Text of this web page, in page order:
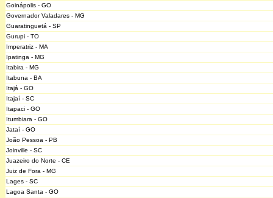
Goinápolis - GO
Governador Valadares - MG
Guaratinguetá - SP
Gurupi - TO
Imperatriz - MA
Ipatinga - MG
Itabira - MG
Itabuna - BA
Itajá - GO
Itajaí - SC
Itapaci - GO
Itumbiara - GO
Jataí - GO
João Pessoa - PB
Joinville - SC
Juazeiro do Norte - CE
Juiz de Fora - MG
Lages - SC
Lagoa Santa - GO